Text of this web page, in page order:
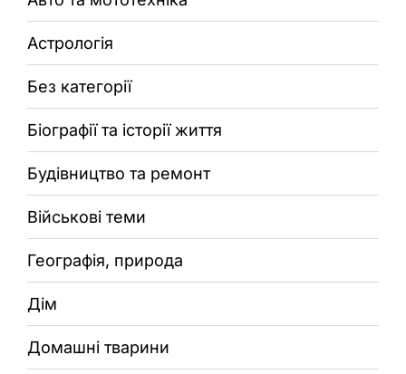
Астрологія
Без категорії
Біографії та історії життя
Будівництво та ремонт
Військові теми
Географія, природа
Дім
Домашні тварини